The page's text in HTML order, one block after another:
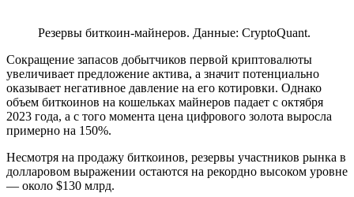
Резервы биткоин-майнеров. Данные: CryptoQuant.
Сокращение запасов добытчиков первой криптовалюты
увеличивает предложение актива, а значит потенциально
оказывает негативное давление на его котировки. Однако
объем биткоинов на кошельках майнеров падает с октября
2023 года, а с того момента цена цифрового золота выросла
примерно на 150%.
Несмотря на продажу биткоинов, резервы участников рынка в
долларовом выражении остаются на рекордно высоком уровне
— около $130 млрд.